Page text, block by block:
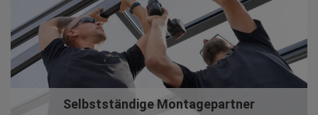
Selbstständige Montagepartner